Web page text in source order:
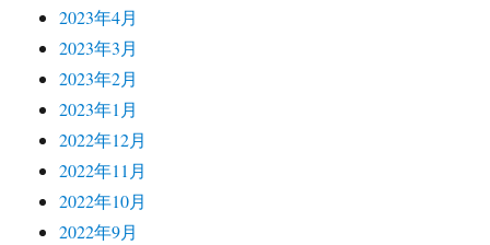
2023年4月
2023年3月
2023年2月
2023年1月
2022年12月
2022年11月
2022年10月
2022年9月